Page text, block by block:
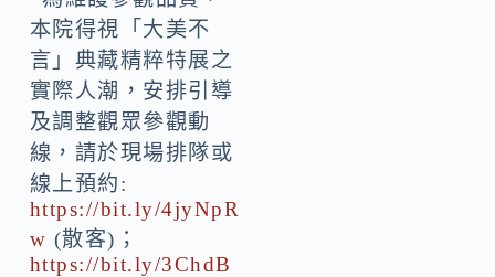
本院得視「大美不
言」典藏精粹特展之
實際人潮，安排引導
及調整觀眾參觀動
線，請於現場排隊或
線上預約:
https://bit.ly/4jyNpR
w (散客)；
https://bit.ly/3ChdB